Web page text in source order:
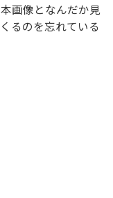
画像となんだか見
るのを忘れている